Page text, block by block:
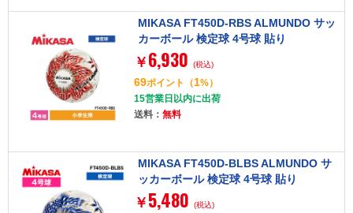
MIKASA FT450D-RBS ALMUNDO サッ
カーボール 検定球 4号球 貼り
￥ 6,930 (税込)
69ポイント （1%）
15営業日以内に出荷
送料： 無料
MIKASA FT450D-BLBS ALMUNDO サ
ッカーボール 検定球 4号球 貼り
￥ 5,480 (税込)